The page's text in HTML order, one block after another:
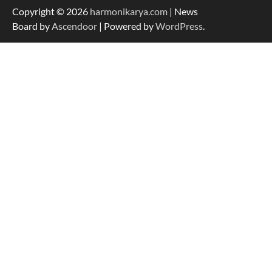
Copyright © 2026 harmonikarya.com | News
Board byAscendoor | Powered byWordPress.